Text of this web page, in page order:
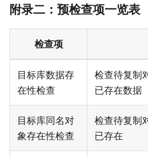
附录二：预检查项一览表
检查项
目标库数据存
在性检查
检查待复制
已存在数据
目标库同名对
象存在性检查
检查待复制
已存在